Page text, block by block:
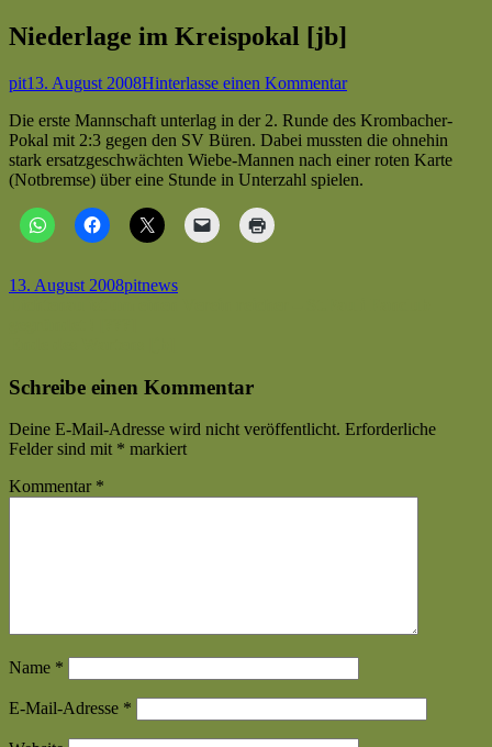
Niederlage im Kreispokal [jb]
Autor
pitVeröffentlicht
13. August 2008Hinterlasse einen Kommentarzu
im
Kreispokal
[jb]
Die erste Mannschaft unterlag in der 2. Runde des Krombacher-
Pokal mit 2:3 gegen den SV Büren. Dabei mussten die ohnehin
stark ersatzgeschwächten Wiebe-Mannen nach einer roten Karte
(Notbremse) über eine Stunde in Unterzahl spielen.
Veröffentlicht
13. August 2008Autor
pitKategorien
news
Schreibe einen Kommentar
Deine E-Mail-Adresse wird nicht veröffentlicht. Erforderliche
Felder sind mit * markiert
Kommentar *
Name *
E-Mail-Adresse *